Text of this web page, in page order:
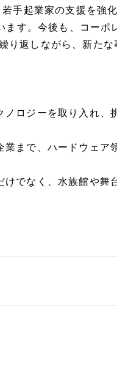
手起業家の支援を強
ます。今後も、コーポ
り返しながら、新たな
ロジーを取り入れ、
まで、ハードウェア
でなく、水族館や舞